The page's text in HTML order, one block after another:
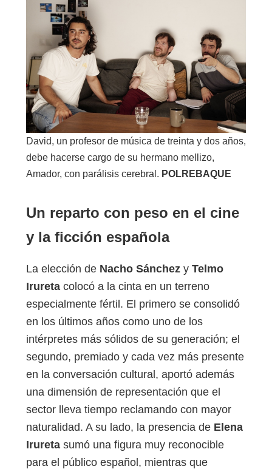
David, un profesor de música de treinta y dos años,
debe hacerse cargo de su hermano mellizo,
Amador, con parálisis cerebral. POLREBAQUE
Un reparto con peso en el cine
y la ficción española
La elección de Nacho Sánchez y Telmo
Irureta colocó a la cinta en un terreno
especialmente fértil. El primero se consolidó
en los últimos años como uno de los
intérpretes más sólidos de su generación; el
segundo, premiado y cada vez más presente
en la conversación cultural, aportó además
una dimensión de representación que el
sector lleva tiempo reclamando con mayor
naturalidad. A su lado, la presencia de Elena
Irureta sumó una figura muy reconocible
para el público español, mientras que